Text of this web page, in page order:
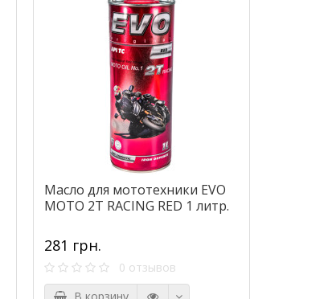
Масло для мототехники EVO
MOTO 2T RACING RED 1 литр.
281 грн.
0 отзывов